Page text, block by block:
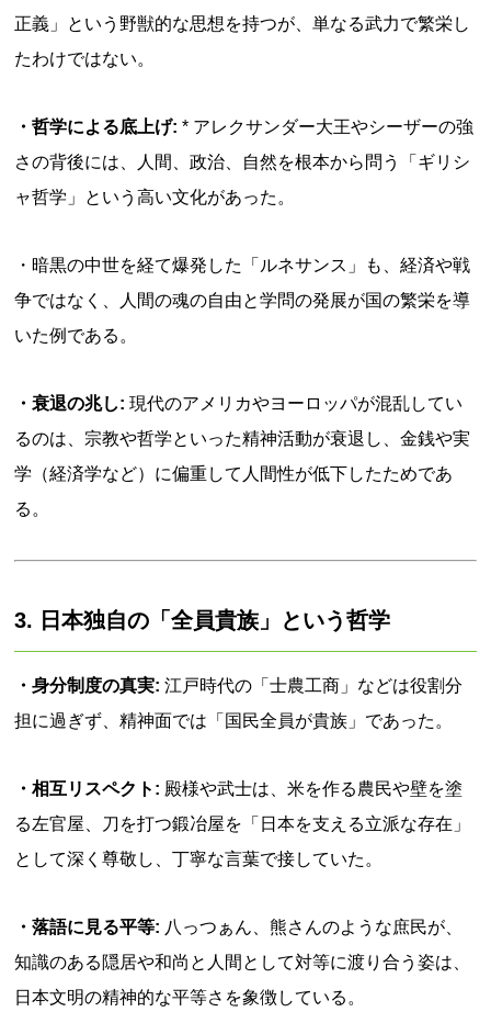
正義」という野獣的な思想を持つが、単なる武力で繁栄し
たわけではない。
・哲学による底上げ: * アレクサンダー大王やシーザーの強
さの背後には、人間、政治、自然を根本から問う「ギリシ
ャ哲学」という高い文化があった。
・暗黒の中世を経て爆発した「ルネサンス」も、経済や戦
争ではなく、人間の魂の自由と学問の発展が国の繁栄を導
いた例である。
・衰退の兆し: 現代のアメリカやヨーロッパが混乱してい
るのは、宗教や哲学といった精神活動が衰退し、金銭や実
学（経済学など）に偏重して人間性が低下したためであ
る。
3. 日本独自の「全員貴族」という哲学
・身分制度の真実: 江戸時代の「士農工商」などは役割分
担に過ぎず、精神面では「国民全員が貴族」であった。
・相互リスペクト: 殿様や武士は、米を作る農民や壁を塗
る左官屋、刀を打つ鍛冶屋を「日本を支える立派な存在」
として深く尊敬し、丁寧な言葉で接していた。
・落語に見る平等: 八っつぁん、熊さんのような庶民が、
知識のある隠居や和尚と人間として対等に渡り合う姿は、
日本文明の精神的な平等さを象徴している。